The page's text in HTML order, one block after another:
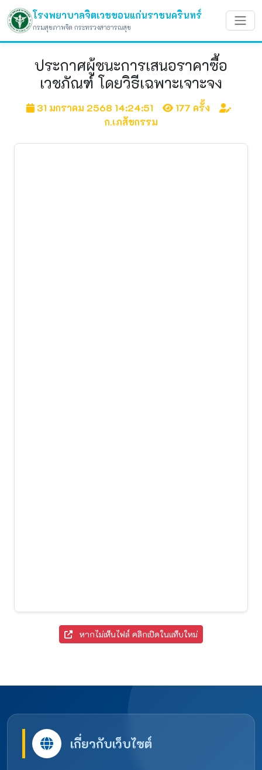
โรงพยาบาลจิตเวชขอนแก่นราชนครินทร์
กรมสุขภาพจิต กระทรวงสาธารณสุข
ประกาศผู้ชนะการเสนอราคาซื้อ
เวชภัณฑ์ โดยวิธีเฉพาะเจาะจง
31 มกราคม 2568 14:24:51
177 ครั้ง
ก.เภสัชกรรม
หากไม่เห็นไฟล์ คลิกเปิดในแท็บใหม่
เกี่ยวกับเว็บไซต์